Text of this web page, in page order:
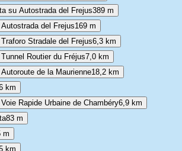
su Autostrada del Frejus389 m
del Frejus169 m
Stradale del Frejus6,3 km
Routier du Fréjus7,0 km
de la Maurienne18,2 km
km
Rapide Urbaine de Chambéry6,9 km
83 m
m
km